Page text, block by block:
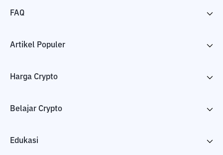
FAQ
Artikel Populer
Harga Crypto
Belajar Crypto
Edukasi